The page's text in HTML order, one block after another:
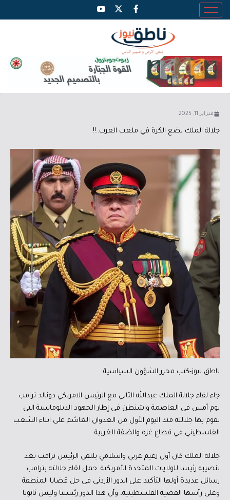
فبراير 11, 2025
جلالة الملك يضع الكرة في ملعب العرب..!!
ناطق نيوز-كتب محرر الشؤون السياسية
جاء لقاء جلالة الملك عبدالله الثاني مع الرئيس الامريكي دونالد ترامب
يوم أمس في العاصمة واشنطن في إطار الجهود الدبلوماسية التي
يقوم بها جلالته منذ اليوم الأول من العدوان الغاشم على ابناء الشعب
الفلسطيني في قطاع غزة والضفة الغربية.
جلالة الملك كان أول زعيم عربي واسلامي يلتقي الرئيس ترامب بعد
تنصيبه رئيسا للولايات المتحدة الأمريكية. حمل لقاء جلالته بترامب
رسائل عديدة أولها التأكيد على الدور الأردني في حل قضايا المنطقة
وعلى رأسها القضية الفلسطينية، وأن هذا الدور رئيسيا وليس ثانويا